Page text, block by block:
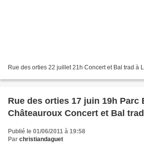
Rue des orties 22 juillet 21h Concert et Bal trad à
Rue des orties 17 juin 19h Parc
Châteauroux Concert et Bal
Publié le 01/06/2011 à 19:58
Par christiandaguet